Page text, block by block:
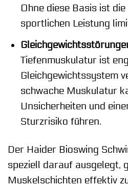
Ohne diese Basis ist
sportlichen Leistung
Tiefenmuskulatur ist
Gleichgewichtssystem
schwache Muskulatur
Unsicherheiten und
Sturzrisiko führen.
Der Haider Bioswing
speziell darauf ausgelegt,
Muskelschichten effektiv